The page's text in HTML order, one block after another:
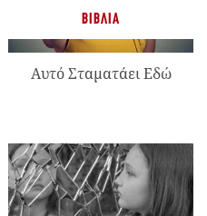
ΒΙΒΛΊΑ
Αυτό Σταματάει Εδώ